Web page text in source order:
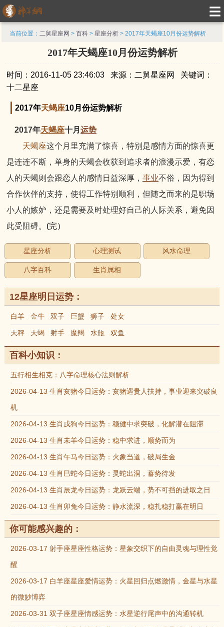
当前位置：二舅星座网 >百科 >星座分析 > 2017年天蝎座10月份运势解析
2017年天蝎座10月份运势解析
时间：2016-11-05 23:46:03 来源：二舅星座网 关键词：
十二星座
2017年天蝎座10月份运势解析
2017年天蝎座十月 运势
天蝎座这个月里充满了惊喜，特别是感情方面的惊喜更
是连连不断，单身的天蝎会收获到追求者的浪漫示爱，有恋
人的天蝎则会跟恋人的感情日益深厚， 事业不俗，因为得到
合作伙伴的支持，使得工作特别顺利，但随之而来的是职场
小人的嫉妒，还是需要及时处理好自己的人际关系，避免因
此受阻碍。 (完）
星座分析 心理测试 风水命理
八字百科 生肖属相
12星座明日运势：
白羊 金牛 双子 巨蟹 狮子 处女
天秤 天蝎 射手 魔羯 水瓶 双鱼
百科小知识：
五行相生相克：八字命理核心法则解析
2026-04-13 生肖亥猪今日运势：亥猪遇贵人扶持，事业迎来突破良
机
2026-04-13 生肖戌狗今日运势：稳健中求突破，化解潜在阻滞
2026-04-13 生肖未羊今日运势：稳中求进，顺势而为
2026-04-13 生肖午马今日运势：火象当道，破局生金
2026-04-13 生肖巳蛇今日运势：灵蛇出洞，蓄势待发
2026-04-13 生肖辰龙今日运势：龙跃云端，势不可挡的进取之日
2026-04-13 生肖卯兔今日运势：静水流深，稳扎稳打赢在明日
你可能感兴趣的：
2026-03-17 射手座星座性格运势：星象交织下的自由灵魂与理性觉
醒
2026-03-17 白羊座星座爱情运势：火星回归点燃激情，金星与水星
的微妙博弈
2026-03-31 双子座星座情感运势：水星逆行尾声中的沟通转机